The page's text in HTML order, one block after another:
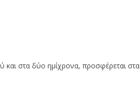
και στα δύο ημίχρονα, προσφέρεται στα